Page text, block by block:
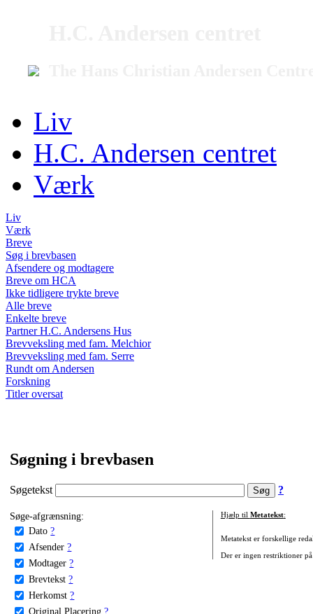
Liv
H.C. Andersen centret
Værk
Liv
Værk
Breve
Søg i brevbasen
Afsendere og modtagere
Breve om HCA
Ikke tidligere trykte breve
Alle breve
Enkelte breve
Partner H.C. Andersens Hus
Brevveksling med fam. Melchior
Brevveksling med fam. Serre
Rundt om Andersen
Forskning
Titler oversat
Søgning i brevbasen
Søgetekst ?
Søge-afgrænsning:
Dato ?
Afsender ?
Modtager ?
Brevtekst ?
Herkomst ?
Original Placering ?
Hjælp til Metatekst:
Metatekst er forskellige
Der er ingen restriktioner